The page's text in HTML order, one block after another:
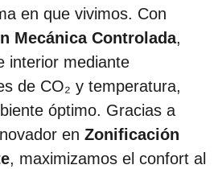
en que vivimos. Con
Mecánica Controlada,
interior mediante
de CO₂ y temperatura,
óptimo. Gracias a
en Zonificación
, maximizamos el confort al